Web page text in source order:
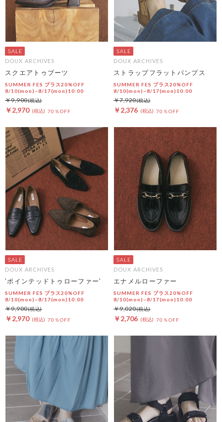
DOUX ARCHIVES
スクエアトゥブーツ
SUMMER FES プラス20%OFF
8/10(mon)~8/17(mon)10:00
￥2,970 70％OFF
￥9,900
DOUX ARCHIVES
ストラップフラットパンプス
SUMMER FES プラス20%OFF
8/10(mon)~8/17(mon)10:00
￥2,376 70％OFF
￥7,920
DOUX ARCHIVES
’ポインテッドトゥローファー’
SUMMER FES プラス20%OFF
8/10(mon)~8/17(mon)10:00
￥2,970 70％OFF
￥9,900
DOUX ARCHIVES
エナメルローファー
SUMMER FES プラス20%OFF
8/10(mon)~8/17(mon)10:00
￥2,706 70％OFF
￥9,020